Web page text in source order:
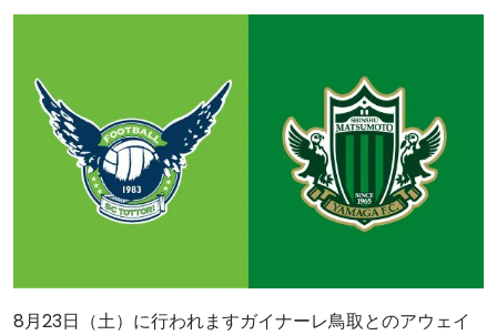
8月23日（土）に行われますガイナーレ鳥取とのアウェイ